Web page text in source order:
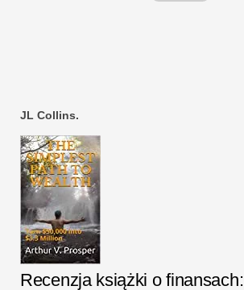
JL Collins.
Recenzja książki o finansach: